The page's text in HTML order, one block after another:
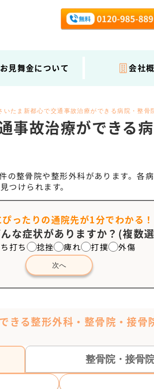
お見舞金について 会社
いたま新都心で交通事故治療ができる病院・整骨
事故治療ができる
の整骨院や整形外科があります。各
つけられます。
ったりの通院先が1分でわかる！
な症状がありますか？(複数
打ち 捻挫 痺れ 打撲 外傷
次へ
きる整形外科・整骨院・接骨
整骨院・接骨